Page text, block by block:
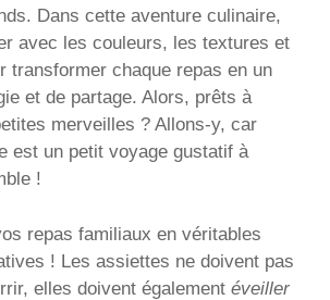
Dans cette aventure culinaire,
avec les couleurs, les textures et
transformer chaque repas en un
et de partage. Alors, prêts à
merveilles ? Allons-y, car
est un petit voyage gustatif à
!
repas familiaux en véritables
! Les assiettes ne doivent pas
elles doivent également éveiller